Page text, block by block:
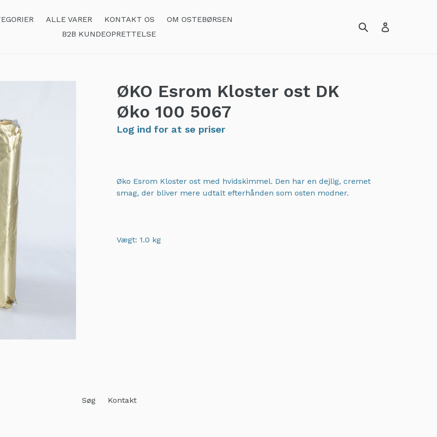
ALLE VARER KONTAKT OS
OM OSTEBØRSEN
B2B KUNDEOPRETTELSE
ØKO Esrom Kloster ost DK
Øko 100 5067
Log ind for at se priser
Øko Esrom Kloster ost med hvidskimmel. Den har en dejlig, cremet
smag, der bliver mere udtalt efterhånden som osten modner.
Vægt: 1.0 kg
Søg
Kontakt